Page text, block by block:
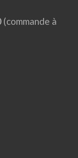
(commande à